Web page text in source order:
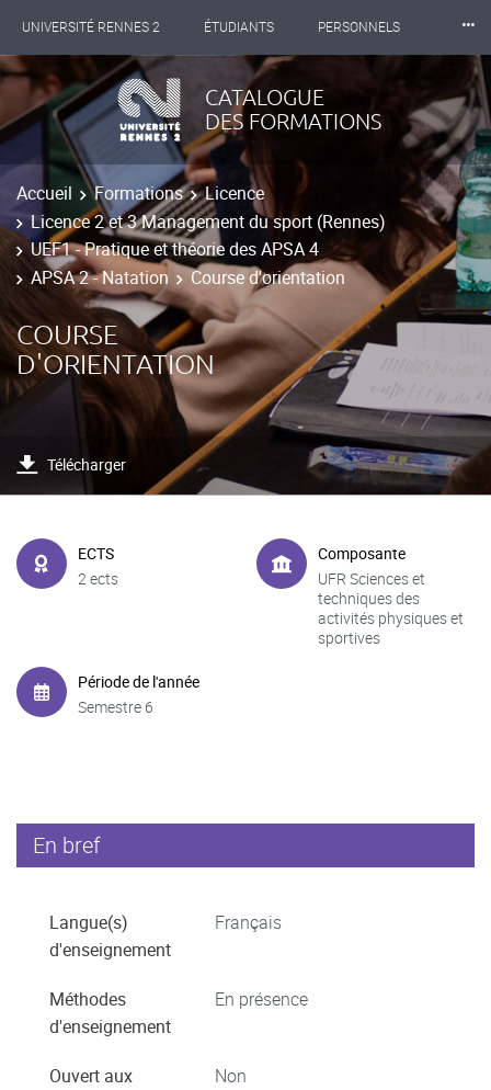
UNIVERSITÉ RENNES 2 ÉTUDIANTS PERSONNELS
INTERNATIONAL PROFESSIONNELS BIBLIOTHÈQUES
LES NOUVELLES DE RENNES 2
⸱⸱⸱
CATALOGUE
DES FORMATIONS
Accueil Formations
Licence
Licence 2 et 3 Management du sport (Rennes)
UEF1 - Pratique et théorie des APSA 4
APSA 2 - Natation
Course d'orientation
COURSE
D'ORIENTATION
Télécharger
ECTS
2 ects
Composante
UFR Sciences et
techniques des
activités physiques et
sportives
Période de l'année
Semestre 6
En bref
Langue(s)
d'enseignement
Français
Méthodes
d'enseignement
En présence
Ouvert aux
Non